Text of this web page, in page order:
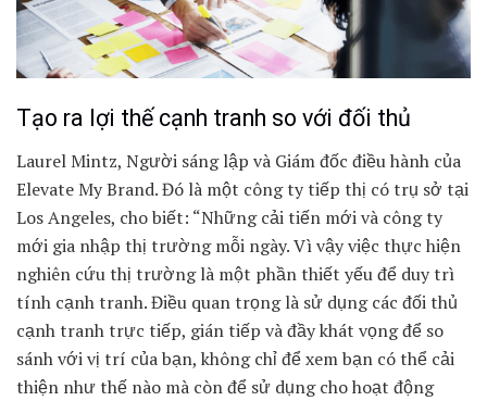
Tạo ra lợi thế cạnh tranh so với đối thủ
Laurel Mintz, Người sáng lập và Giám đốc điều hành của
Elevate My Brand. Đó là một công ty tiếp thị có trụ sở tại
Los Angeles, cho biết: “Những cải tiến mới và công ty
mới gia nhập thị trường mỗi ngày. Vì vậy việc thực hiện
nghiên cứu thị trường là một phần thiết yếu để duy trì
tính cạnh tranh. Điều quan trọng là sử dụng các đối thủ
cạnh tranh trực tiếp, gián tiếp và đầy khát vọng để so
sánh với vị trí của bạn, không chỉ để xem bạn có thể cải
thiện như thế nào mà còn để sử dụng cho hoạt động